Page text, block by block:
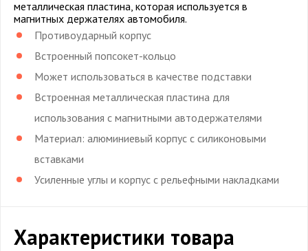
металлическая пластина, которая используется в
магнитных держателях автомобиля.
Противоударный корпус
Встроенный попсокет-кольцо
Может использоваться в качестве подставки
Встроенная металлическая пластина для
использования с магнитными автодержателями
Материал: алюминиевый корпус с силиконовыми
вставками
Усиленные углы и корпус с рельефными накладками
Характеристики товара